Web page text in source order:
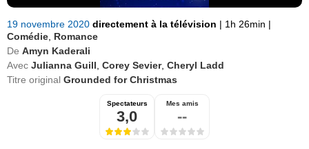
19 novembre 2020 directement à la télévision | 1h 26min |
Comédie Romance
De Amyn Kaderali
Avec Julianna Guill Corey Sevier, Cheryl Ladd
Titre original Grounded for Christmas
Spectateurs
3,0
Mes amis
--